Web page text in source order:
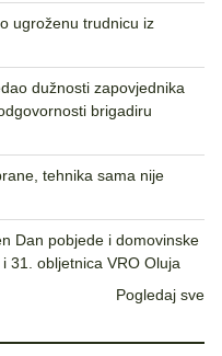
ugroženu trudnicu iz
dužnosti zapovjednika
brigadiru
tehnika sama nije
Dan pobjede i domovinske
31. obljetnica VRO Oluja
Pogledaj sve